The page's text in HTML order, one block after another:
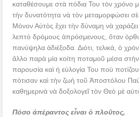
καταθέσουμε στὰ πόδια Του τὸν χρόνο
τὴν δυνατότητα νὰ τὸν μεταμορφώσει σὲ
Μόνον Αὐτὸς ἔχει τὴν δύναμη νὰ
λεπτὸ δρόμους ἀπρόσμενους, ὅταν
πανύψηλα ἀδιέξοδα. Διότι, τελικά, ὁ
ἄλλο παρὰ μία κοίτη ποταμοῦ μέσα στὴν
παρουσία καὶ ἡ εὐλογία Του ποὺ
πότισαν καὶ τὴν ζωὴ τοῦ Ἀποστόλου
καθημερινὰ νὰ δοξολογεῖ τὸν Θεὸ μὲ
Πόσο ἀπέραντος εἶναι ὁ πλοῦτος,